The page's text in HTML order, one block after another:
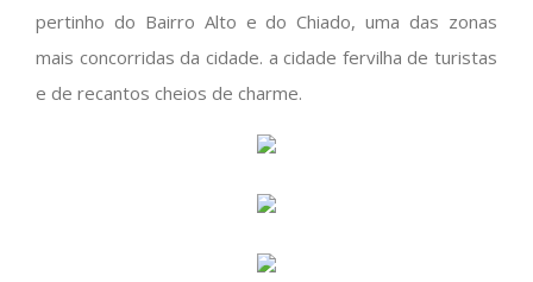
pertinho do Bairro Alto e do Chiado, uma das zonas
mais concorridas da cidade. a cidade fervilha de turistas
e de recantos cheios de charme.